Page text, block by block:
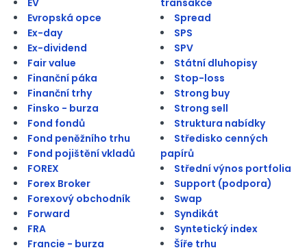
Evropská opce
Ex-day
Ex-dividend
Fair value
Finanční páka
Finanční trhy
Finsko - burza
Fond fondů
Fond peněžního trhu
Fond pojištění vkladů
FOREX
Forex Broker
Forexový obchodník
Forward
FRA
Francie - burza
Spread
SPS
SPV
Státní dluhopisy
Stop-loss
Strong buy
Strong sell
Struktura nabídky
Středisko cenných
papírů
Střední výnos portfolia
Support (podpora)
Swap
Syndikát
Syntetický index
Šíře trhu